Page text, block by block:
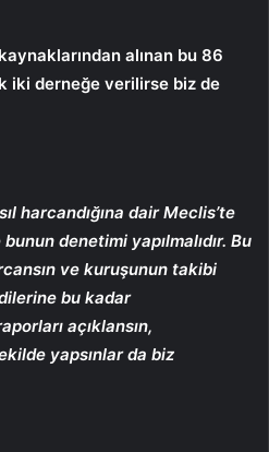
alınan bu 86
iki derneğe verilirse biz de
harcandığına dair Meclis’te
denetimi yapılmalıdır. Bu
ve kuruşunun takibi
bu kadar
açıklansın,
yapsınlar da biz